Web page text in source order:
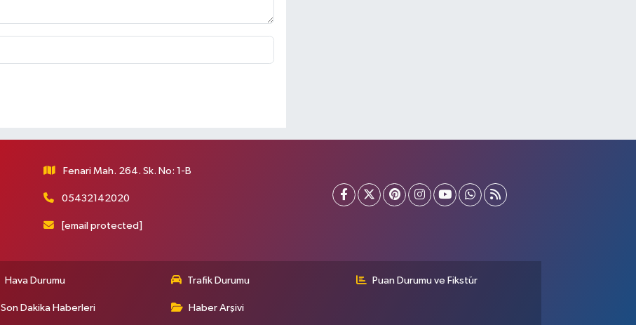
Fenari Mah. 264. Sk. No: 1-B
05432142020
[email protected]
Hava Durumu Trafik Durumu Puan Durumu ve Fikstür
Son Dakika Haberleri Haber Arşivi